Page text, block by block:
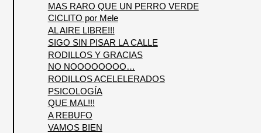
MAS RARO QUE UN PERRO VERDE
CICLITO por Mele
AL AIRE LIBRE!!!
SIGO SIN PISAR LA CALLE
RODILLOS Y GRACIAS
NO NOOOOOOOO…
RODILLOS ACELELERADOS
PSICOLOGÍA
QUE MAL!!!
A REBUFO
VAMOS BIEN